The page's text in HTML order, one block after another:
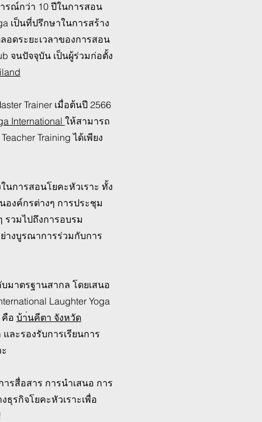
รณ์กว่า 10 ปีในการสอน
เป็นที่ปรึกษาในการสร้าง
อดระยะเวลาของการสอน
จนปัจจุบัน เป็นผู้ร่วมก่อตั้ง
Trainer เมื่อต้นปี 2566
International ให้สามารถ
Training ได้เพียง
นการสอนโยคะหัวเราะ ทั้ง
องค์กรต่างๆ การประชุม
รวมไปถึงการอบรม
างบูรณาการร่วมกับการ
มาตรฐานสากล โดยเสนอ
Laughter Yoga
คือ บ้า่นคีตา จังหวัด
ละรองรับการเรียนการ
สื่อสาร การนำเสนอ การ
ธุรกิจโยคะหัวเราะเพื่อ